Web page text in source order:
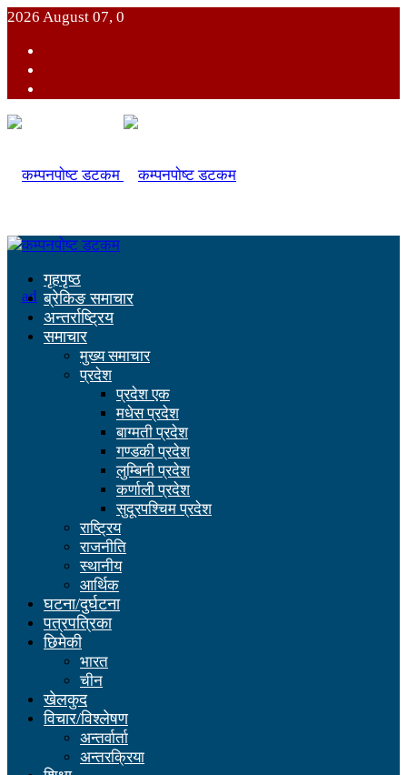
2026 August 07, 0
गृहपृष्ठ
ब्रेकिङ समाचार
अन्तर्राष्ट्रिय
समाचार
मुख्य समाचार
प्रदेश
प्रदेश एक
मधेस प्रदेश
बाग्मती प्रदेश
गण्डकी प्रदेश
लुम्बिनी प्रदेश
कर्णाली प्रदेश
सुदूरपश्चिम प्रदेश
राष्ट्रिय
राजनीति
स्थानीय
आर्थिक
घटना/दुर्घटना
पत्रपत्रिका
छिमेकी
भारत
चीन
खेलकुद
विचार/विश्लेषण
अन्तर्वार्ता
अन्तरक्रिया